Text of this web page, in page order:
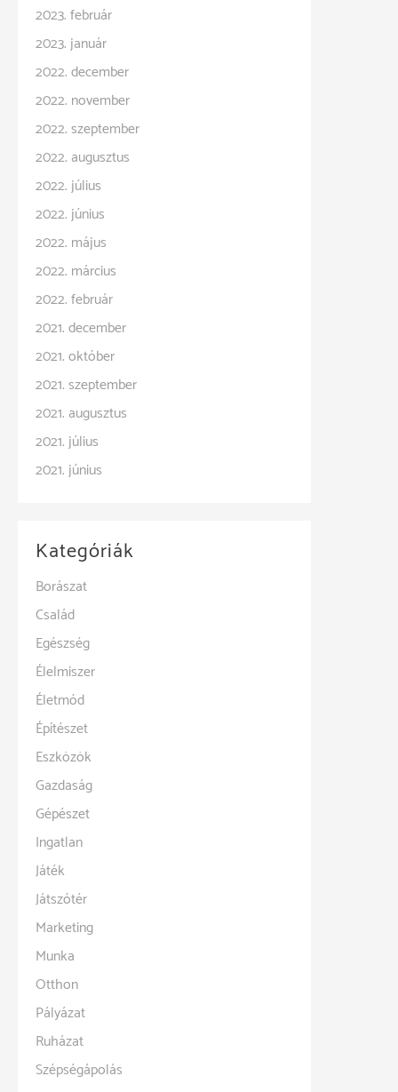
2023. február
2023. január
2022. december
2022. november
2022. szeptember
2022. augusztus
2022. július
2022. június
2022. május
2022. március
2022. február
2021. december
2021. október
2021. szeptember
2021. augusztus
2021. július
2021. június
Kategóriák
Borászat
Család
Egészség
Élelmiszer
Életmód
Építészet
Eszközök
Gazdaság
Gépészet
Ingatlan
Játék
Játszótér
Marketing
Munka
Otthon
Pályázat
Ruházat
Szépségápolás